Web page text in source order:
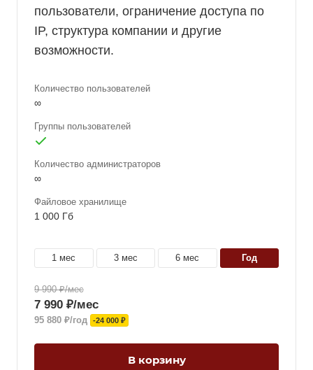
пользователи, ограничение доступа по
IP, структура компании и другие
возможности.
Количество пользователей
∞
Группы пользователей
Количество администраторов
∞
Файловое хранилище
1 000 Гб
1 мес 3 мес 6 мес год
9 990 ₽/мес
7 990 ₽/мес
95 880 ₽/год -24 000 ₽
В корзину